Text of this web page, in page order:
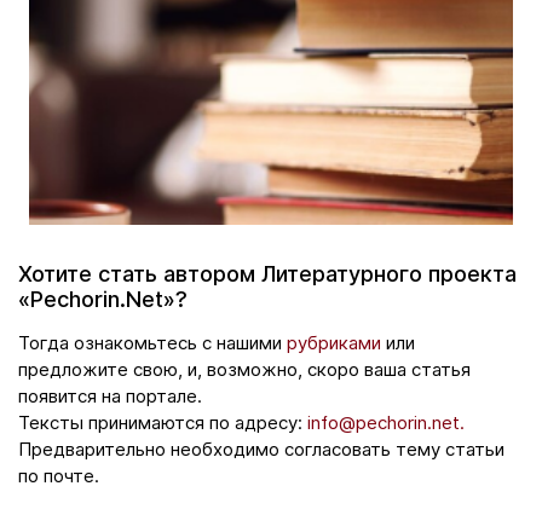
Хотите стать автором Литературного проекта
«Pechorin.Net»?
Тогда ознакомьтесь с нашими рубриками или
предложите свою, и, возможно, скоро ваша статья
появится на портале.
Тексты принимаются по адресу: info@pechorin.net.
Предварительно необходимо согласовать тему статьи
по почте.